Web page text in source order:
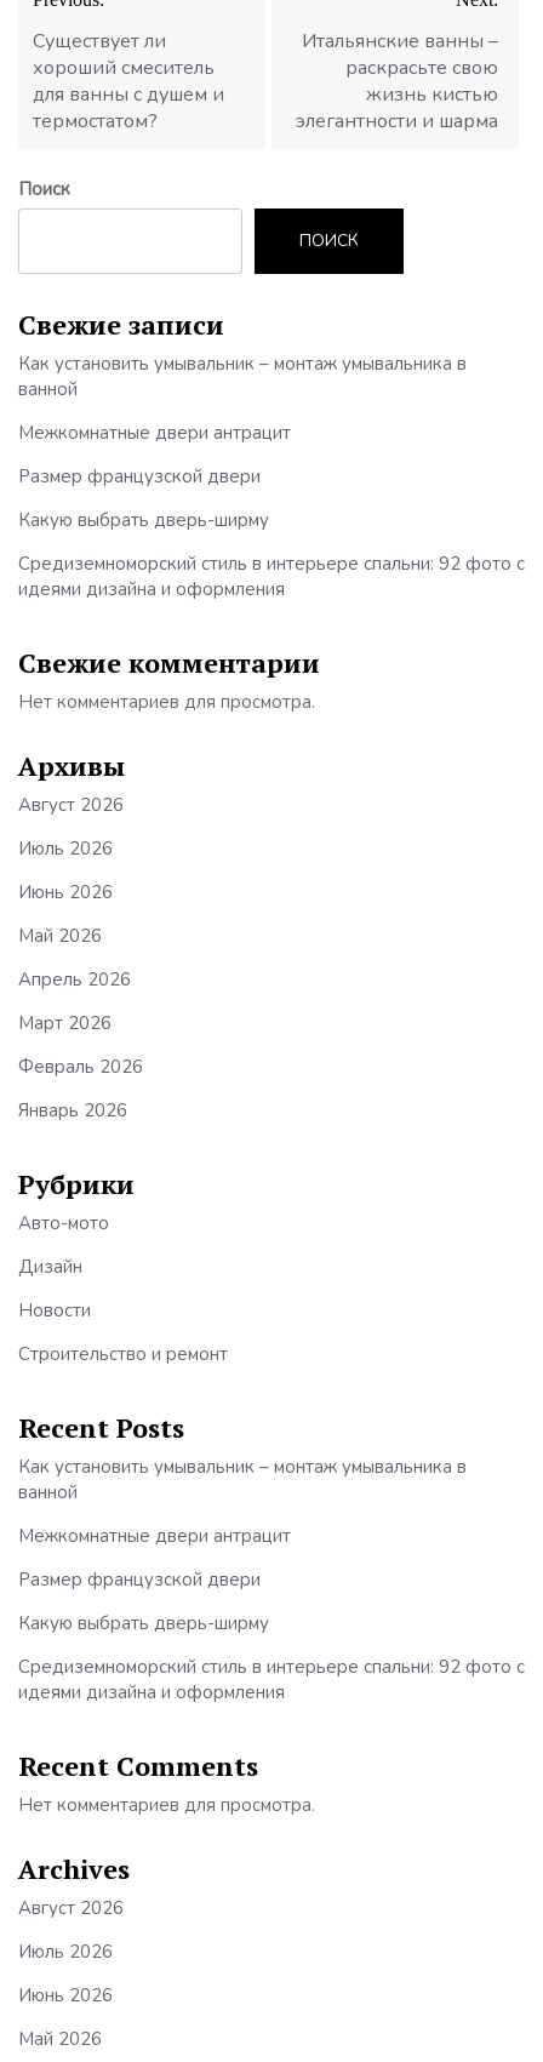
по
записям
Существует ли
хороший смеситель
для ванны с душем и
термостатом?
Итальянские ванны –
раскрасьте свою
жизнь кистью
элегантности и шарма
Поиск
ПОИСК
Свежие записи
Как установить умывальник – монтаж умывальника в
ванной
Межкомнатные двери антрацит
Размер французской двери
Какую выбрать дверь-ширму
Средиземноморский стиль в интерьере спальни: 92 фото с
идеями дизайна и оформления
Свежие комментарии
Нет комментариев для просмотра.
Архивы
Август 2026
Июль 2026
Июнь 2026
Май 2026
Апрель 2026
Март 2026
Февраль 2026
Январь 2026
Рубрики
Авто-мото
Дизайн
Новости
Строительство и ремонт
Recent Posts
Как установить умывальник – монтаж умывальника в
ванной
Межкомнатные двери антрацит
Размер французской двери
Какую выбрать дверь-ширму
Средиземноморский стиль в интерьере спальни: 92 фото с
идеями дизайна и оформления
Recent Comments
Нет комментариев для просмотра.
Archives
Август 2026
Июль 2026
Июнь 2026
Май 2026